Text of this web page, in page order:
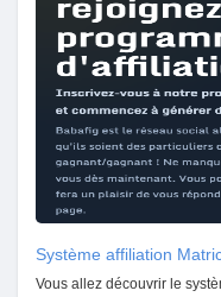
Découvrir
Mes groupes
Découvrir Pages
Système affiliation
Vous allez découvrir le